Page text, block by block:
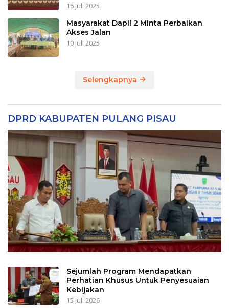
16 Juli 2025
Masyarakat Dapil 2 Minta Perbaikan
Akses Jalan
10 Juli 2025
Selengkapnya
DPRD KABUPATEN PULANG PISAU
Sejumlah Program Mendapatkan
Perhatian Khusus Untuk Penyesuaian
Kebijakan
15 Juli 2026